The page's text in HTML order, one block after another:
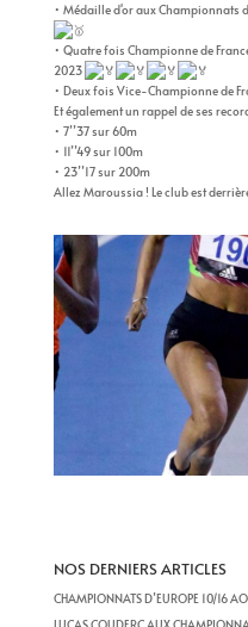
• Médaille d'or aux Championnats
• Quatre fois Championne de
2023
• Deux fois Vice-Championne de
Et également un rappel de ses
• 7’’37 sur 60m
• 11’’49 sur 100m
• 23’’17 sur 200m
Allez Maroussia ! Le club est
NOS DERNIERS ARTICLES
CHAMPIONNATS D’EUROPE 10/16